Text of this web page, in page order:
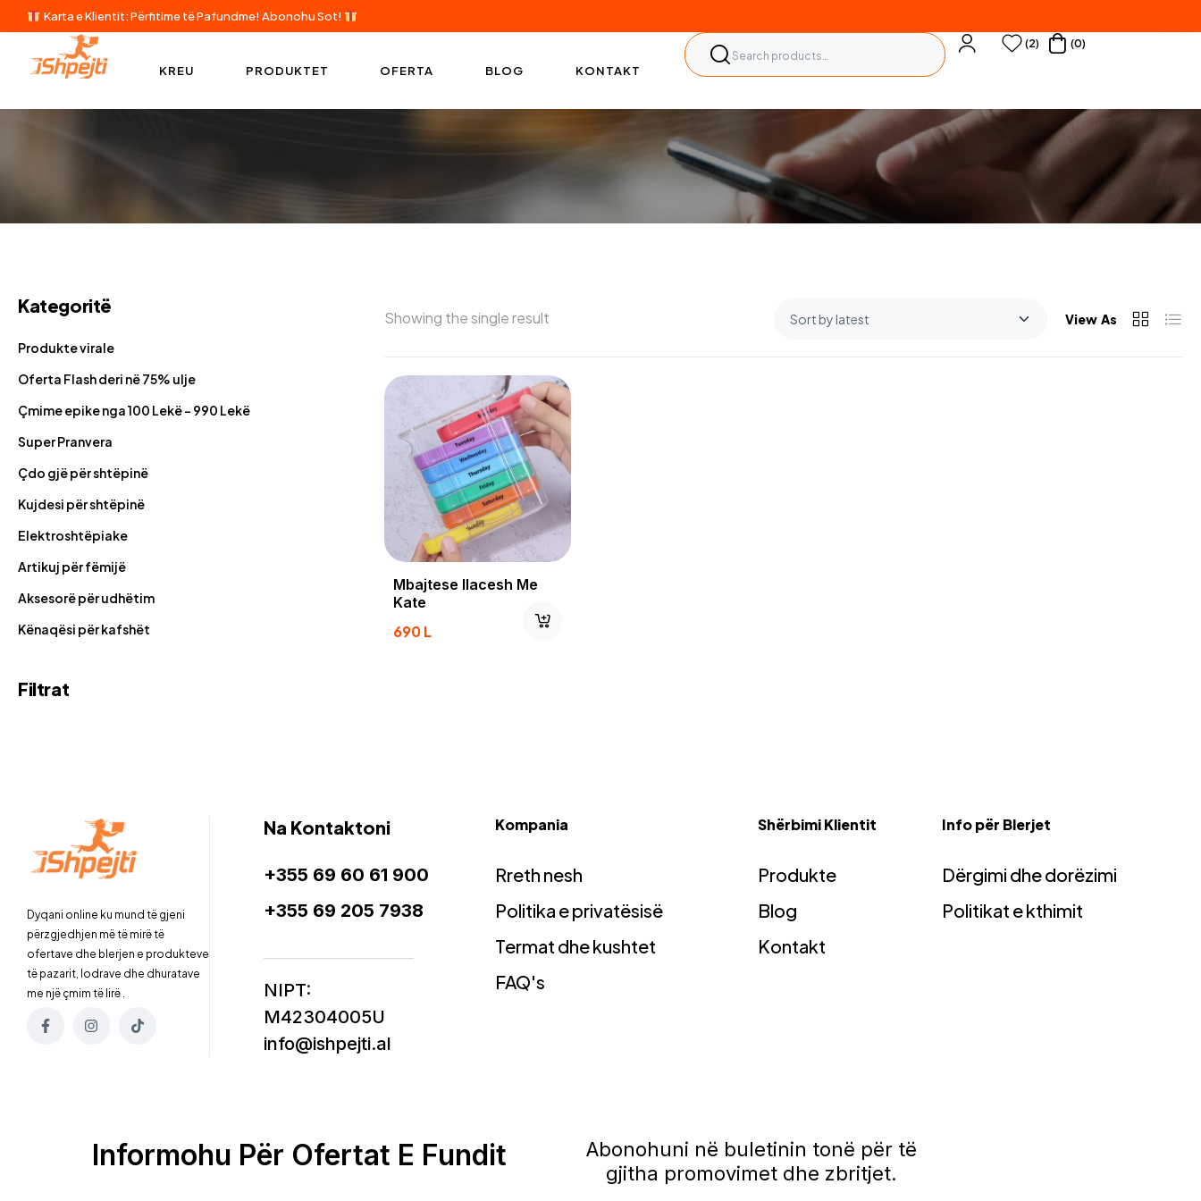
Karta e Klientit: Përfitime të Pafundme! Abonohu Sot!
KREU PRODUKTET OFERTA BLOG KONTAKT
(2) (0)
Showing the single result View As
Mbajtese Ilacesh Me
Kate
690L
Kategoritë
Produkte virale
Oferta Flash deri në 75% ulje
Çmime epike nga 100 Lekë - 990 Lekë
Super Pranvera
Çdo gjë për shtëpinë
Kujdesi për shtëpinë
Elektroshtëpiake
Artikuj për fëmijë
Aksesorë për udhëtim
Kënaqësi për kafshët
Filtrat
Dyqani online ku mund të gjeni
përzgjedhjen më të mirë të
ofertave dhe blerjen e produkteve
të pazarit, lodrave dhe dhuratave
me një çmim të lirë .
Na Kontaktoni
+355 69 60 61 900
+355 69 205 7938
NIPT:
M42304005U
info@ishpejti.al
Kompania
Rreth nesh
Politika e privatësisë
Termat dhe kushtet
FAQ's
Shërbimi Klientit
Produkte
Blog
Kontakt
Info për Blerjet
Dërgimi dhe dorëzimi
Politikat e kthimit
Informohu Për Ofertat E Fundit
Abonohuni në buletinin tonë për të
gjitha promovimet dhe zbritjet.